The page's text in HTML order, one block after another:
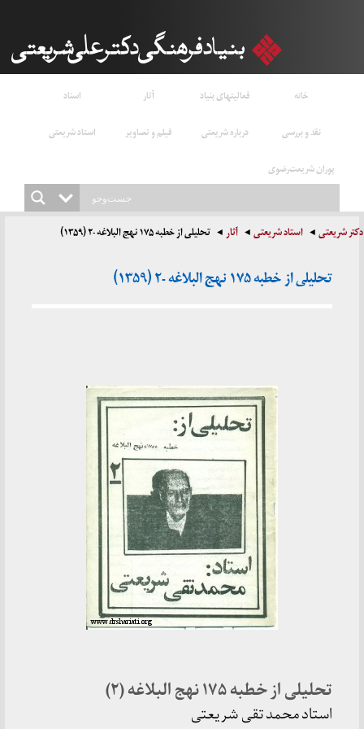
خانه فعالیتهای بنیاد آثار
اسناد
نقد و بررسی
درباره شریعتی فیلم و تصاویر
استاد شریعتی
پوران شریعت‌رضوی
دکتر شریعتی استاد شریعتی آثار تحلیلی از خطبه‌ ۱۷۵ نهج البلاغه -۲ (۱۳۵۹)
تحلیلی از خطبه‌ ۱۷۵ نهج البلاغه -۲ (۱۳۵۹)
تحلیلی از خطبه‌ ۱۷۵ نهج البلاغه (۲)
استاد محمد تقی شریعتی